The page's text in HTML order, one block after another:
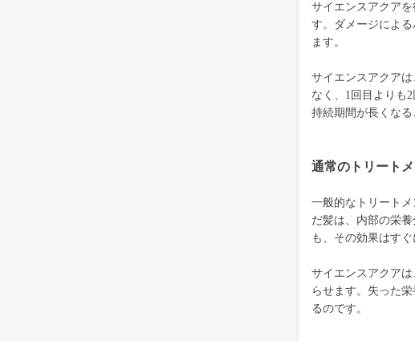
サイエンスアクア
す。ダメージによ
ます。
サイエンスアクア
なく、1回目よりも
持続期間が長くなる
通常のトリート
一般的なトリート
だ髪は、内部の栄
も、その効果はすぐ
サイエンスアクア
らせます。失った
るのです。